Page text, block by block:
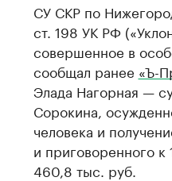
СУ СКР по
ст. 198 УК РФ
совершенное в
сообщал ранее «Ъ-
Элада Нагорная —
Сорокина,
человека и
и приговоренного
460,8 тыс. руб.